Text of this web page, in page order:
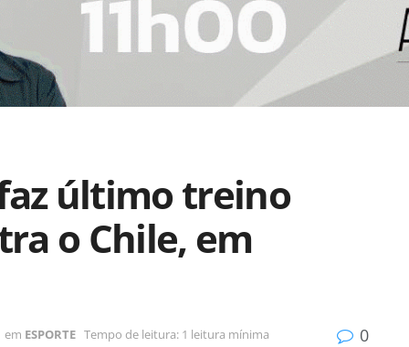
último treino
o Chile, em
em ESPORTE Tempo de leitura: 1 leitura mínima 0